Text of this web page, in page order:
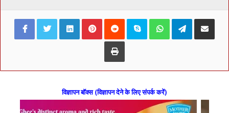
FacebookTwitterLinkedInPinterestReddit Skype WhatsAppTelegramShare via
Print
विज्ञापन बॉक्स (विज्ञापन देने के लिए संपर्क करें)